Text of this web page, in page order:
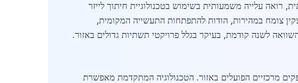
עלייה משמעותית בשימוש בטכנולוגיית חיתוך לייזר
צומח במהירות, הודות להתפתחות התעשייה המקומית,
לייזר מתכת בקריית מוצקין מוערך בכ-15 מיליון שקלים בשנה זו, עם כ-12 ספקים מרכזיים הפועלים באזור. הטכנולוגיה המתקדמת מאפשרת